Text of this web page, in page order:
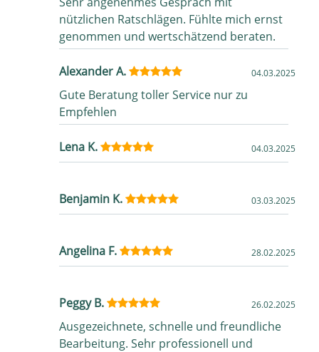
nützlichen Ratschlägen. Fühlte mich ernst
genommen und wertschätzend beraten.
Alexander A. 04.03.2025
Gute Beratung toller Service nur zu
Empfehlen
Lena K. 04.03.2025
Benjamin K. 03.03.2025
Angelina F. 28.02.2025
Peggy B. 26.02.2025
Ausgezeichnete, schnelle und freundliche
Bearbeitung. Sehr professionell und